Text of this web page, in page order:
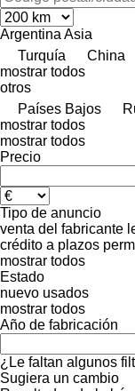
Argentina Asia
Turquía
China
mostrar todos
otros
Países Bajos
mostrar todos
mostrar todos
Precio
Tipo de anuncio
venta del fabricante
crédito a plazos
mostrar todos
Estado
nuevo usados
mostrar todos
Año de fabricación
¿Le faltan algunos
Sugiera un cambio